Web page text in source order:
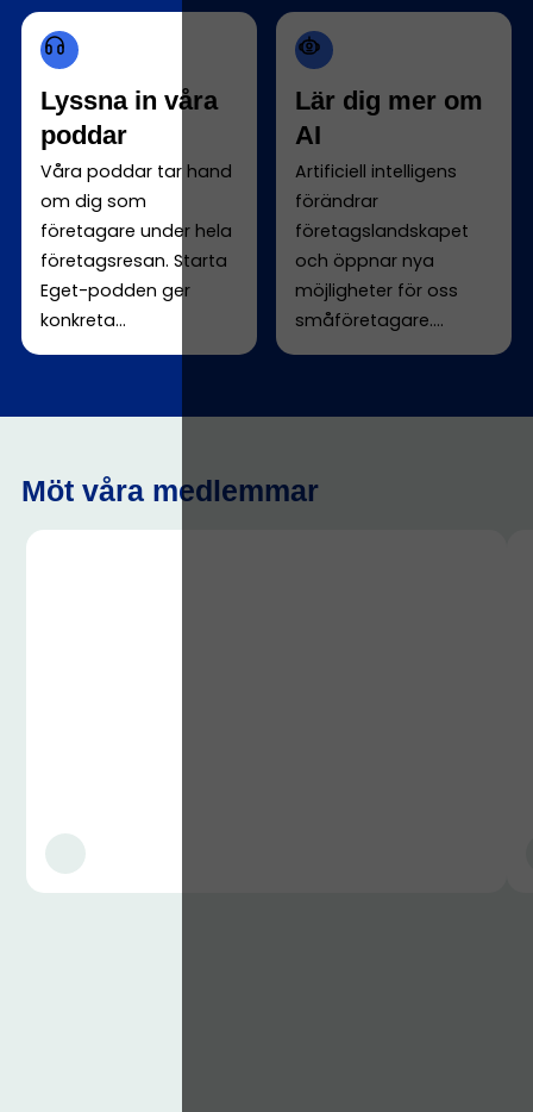
Lyssna in våra
poddar
Våra poddar tar hand
om dig som
företagare under hela
företagsresan. Starta
Eget-podden ger
konkreta...
Lär dig mer om
AI
Artificiell intelligens
förändrar
företagslandskapet
och öppnar nya
möjligheter för oss
småföretagare....
Möt våra medlemmar